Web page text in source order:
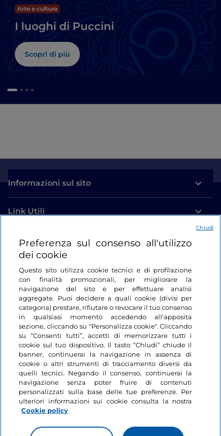
Arte e cultura
I luoghi di Puccini
Scopri di più
Informazioni sul sito
Link Utili
Login
Restiamo in contatto
Preferenza sul consenso all'utilizzo
dei cookie
Questo sito utilizza cookie tecnici e di profilazione
con finalità promozionali, per migliorare la
navigazione del sito e per effettuare analisi
aggregate. Puoi decidere a quali cookie (divisi per
categoria) prestare, rifiutare o revocare il tuo consenso
in qualsiasi momento accedendo all'apposita
sezione, cliccando su "Personalizza cookie". Cliccando
su “Consenti tutti”, accetti di memorizzare tutti i
cookie sul tuo dispositivo. Il tasto “Chiudi” chiude il
banner, continuerai la navigazione in assenza di
cookie o altri strumenti di tracciamento diversi da
quelli tecnici. Negando il consenso, continuerai la
navigazione senza poter fruire di contenuti
personalizzati sulla base delle tue preferenze. Per
ulteriori informazioni sui cookie consulta la nostra
Cookie policy
Chiudi